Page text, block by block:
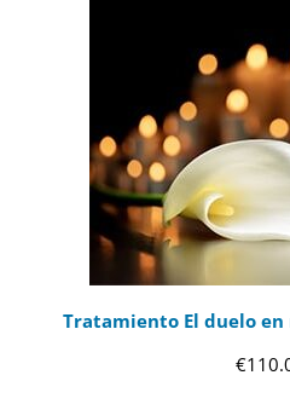
Tratamiento El duelo en
€